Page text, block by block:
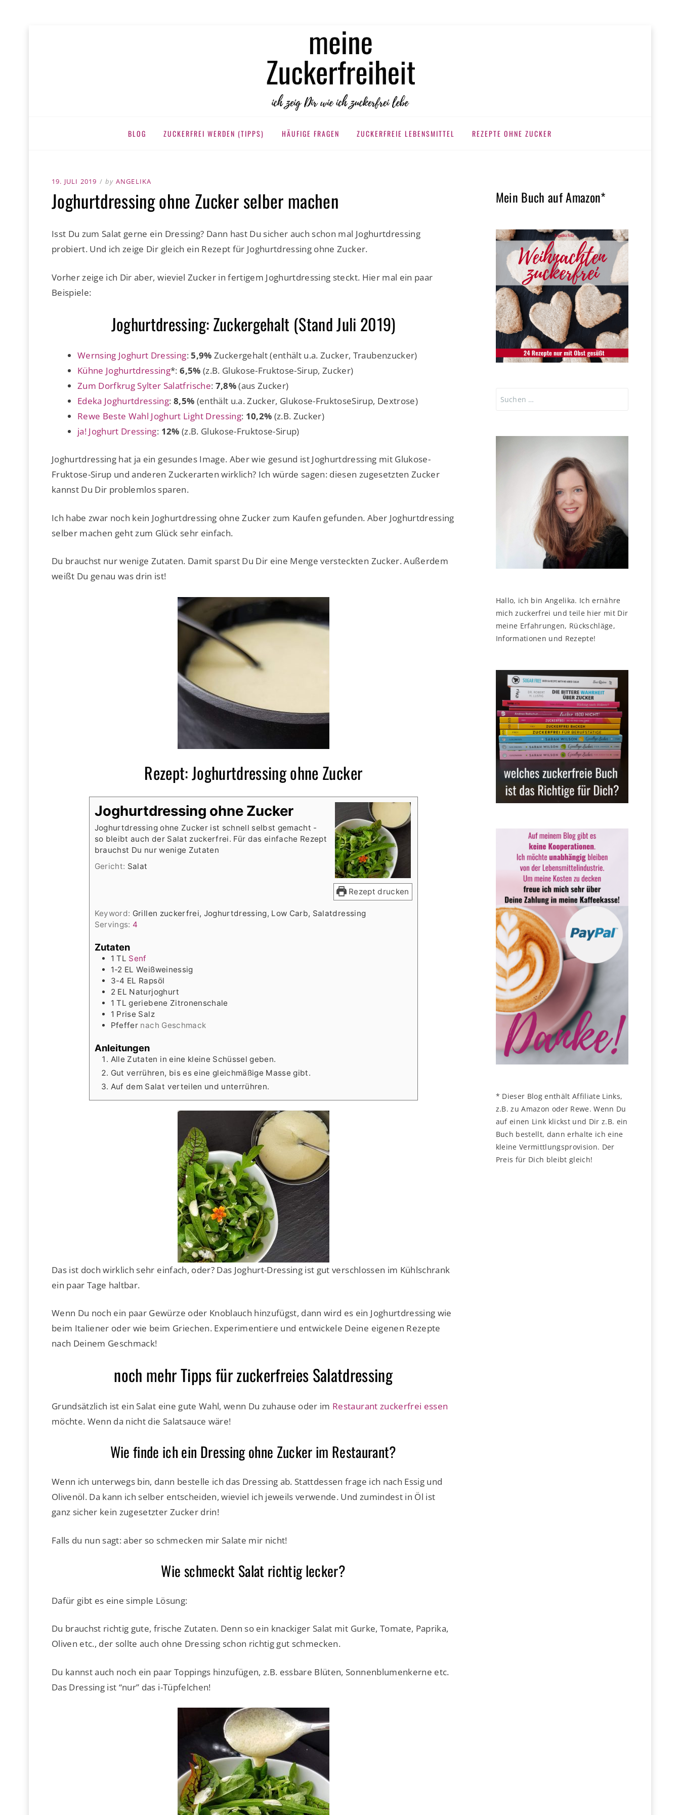
MEINE ZUCKERFREIHEIT
BLOG ZUCKERFREI WERDEN (TIPPS) HÄUFIGE FRAGEN ZUCKERFREIE LEBENSMITTEL REZEPTE OHNE ZUCKER
POSTED
ON
19. JULI 2019 by ANGELIKA
Joghurtdressing ohne Zucker selber machen
Isst Du zum Salat gerne ein Dressing? Dann hast Du sicher auch schon mal Joghurtdressing
probiert. Und ich zeige Dir gleich ein Rezept für Joghurtdressing ohne Zucker.
Vorher zeige ich Dir aber, wieviel Zucker in fertigem Joghurtdressing steckt. Hier mal ein paar
Beispiele:
Joghurtdressing: Zuckergehalt (Stand Juli 2019)
Wernsing Joghurt Dressing:5,9% Zuckergehalt (enthält u.a. Zucker, Traubenzucker)
Kühne Joghurtdressing*:6,5% (z.B. Glukose-Fruktose-Sirup, Zucker)
Zum Dorfkrug Sylter Salatfrische: 7,8%(aus Zucker)
Edeka Joghurtdressing: 8,5% (enthält u.a. Zucker, Glukose-FruktoseSirup, Dextrose)
Rewe Beste Wahl Joghurt Light Dressing: 10,2% (z.B. Zucker)
ja! Joghurt Dressing: 12% (z.B. Glukose-Fruktose-Sirup)
Joghurtdressing hat ja ein gesundes Image. Aber wie gesund ist Joghurtdressing mit Glukose-
Fruktose-Sirup und anderen Zuckerarten wirklich? Ich würde sagen: diesen zugesetzten Zucker
kannst Du Dir problemlos sparen.
Ich habe zwar noch kein Joghurtdressing ohne Zucker zum Kaufen gefunden. Aber Joghurtdressing
selber machen geht zum Glück sehr einfach.
Du brauchst nur wenige Zutaten. Damit sparst Du Dir eine Menge versteckten Zucker. Außerdem
weißt Du genau was drin ist!
Rezept: Joghurtdressing ohne Zucker
Rezept drucken
Joghurtdressing ohne Zucker
Joghurtdressing ohne Zucker ist schnell selbst gemacht -
so bleibt auch der Salat zuckerfrei. Für das einfache Rezept
brauchst Du nur wenige Zutaten
Gericht: Salat
Keyword: Grillen zuckerfrei, Joghurtdressing, Low Carb, Salatdressing
Servings: 4
Zutaten
1 TL Senf
1-2 EL Weißweinessig
3-4 EL Rapsöl
2 EL Naturjoghurt
1 TL geriebene Zitronenschale
1 Prise Salz
Pfeffer nach Geschmack
Anleitungen
Alle Zutaten in eine kleine Schüssel geben.
Gut verrühren, bis es eine gleichmäßige Masse gibt.
Auf dem Salat verteilen und unterrühren.
Das ist doch wirklich sehr einfach, oder? Das Joghurt-Dressing ist gut verschlossen im Kühlschrank
ein paar Tage haltbar.
Wenn Du noch ein paar Gewürze oder Knoblauch hinzufügst, dann wird es ein Joghurtdressing wie
beim Italiener oder wie beim Griechen. Experimentiere und entwickele Deine eigenen Rezepte
nach Deinem Geschmack!
noch mehr Tipps für zuckerfreies Salatdressing
Grundsätzlich ist ein Salat eine gute Wahl, wenn Du zuhause oder im Restaurant zuckerfrei essen
möchte. Wenn da nicht die Salatsauce wäre!
Wie finde ich ein Dressing ohne Zucker im Restaurant?
Wenn ich unterwegs bin, dann bestelle ich das Dressing ab. Stattdessen frage ich nach Essig und
Olivenöl. Da kann ich selber entscheiden, wieviel ich jeweils verwende. Und zumindest in Öl ist
ganz sicher kein zugesetzter Zucker drin!
Falls du nun sagt: aber so schmecken mir Salate mir nicht!
Wie schmeckt Salat richtig lecker?
Dafür gibt es eine simple Lösung:
Du brauchst richtig gute, frische Zutaten. Denn so ein knackiger Salat mit Gurke, Tomate, Paprika,
Oliven etc., der sollte auch ohne Dressing schon richtig gut schmecken.
Du kannst auch noch ein paar Toppings hinzufügen, z.B. essbare Blüten, Sonnenblumenkerne etc.
Das Dressing ist “nur” das i-Tüpfelchen!
Mein Buch auf Amazon*
Hallo, ich bin Angelika. Ich ernähre
mich zuckerfrei und teile hier mit Dir
meine Erfahrungen, Rückschläge,
Informationen und Rezepte!
* Dieser Blog enthält Affiliate Links,
z.B. zu Amazon oder Rewe. Wenn Du
auf einen Link klickst und Dir z.B. ein
Buch bestellt, dann erhalte ich eine
kleine Vermittlungsprovision. Der
Preis für Dich bleibt gleich!